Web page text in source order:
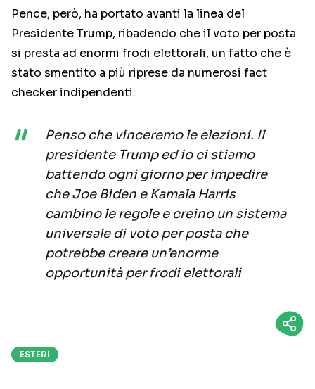
Pence, però, ha portato avanti la linea del
Presidente Trump, ribadendo che il voto per posta
si presta ad enormi frodi elettorali, un fatto che è
stato smentito a più riprese da numerosi fact
checker indipendenti:
Penso che vinceremo le elezioni. Il
presidente Trump ed io ci stiamo
battendo ogni giorno per impedire
che Joe Biden e Kamala Harris
cambino le regole e creino un sistema
universale di voto per posta che
potrebbe creare un’enorme
opportunità per frodi elettorali
ESTERI